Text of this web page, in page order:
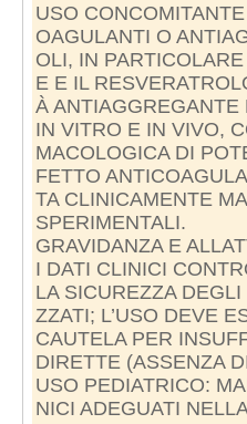
USO
OAGULANTI O
OLI, IN
E E IL
À
IN VITRO E IN VIVO,
MACOLOGICA DI
FETTO
TA CLINICAMENTE
SPERIMENTALI.
GRAVIDANZA E
I DATI CLINICI
LA SICUREZZA
ZZATI; L’USO DEVE
CAUTELA PER
DIRETTE (ASSENZA
USO PEDIATRICO:
NICI ADEGUATI